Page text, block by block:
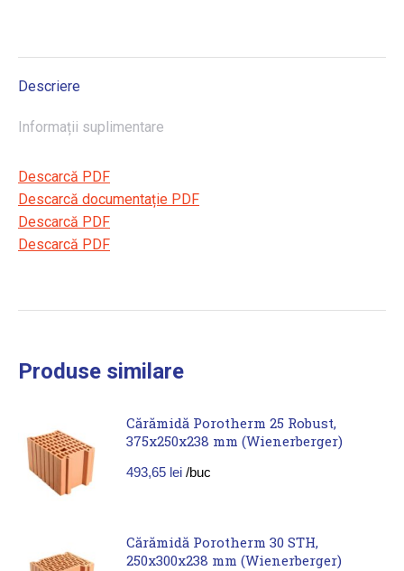
Descriere
Informații suplimentare
Descarcă PDF
Descarcă documentație PDF
Descarcă PDF
Descarcă PDF
Produse similare
Cărămidă Porotherm 25 Robust,
375x250x238 mm (Wienerberger)
493,65 lei /buc
Cărămidă Porotherm 30 STH,
250x300x238 mm (Wienerberger)